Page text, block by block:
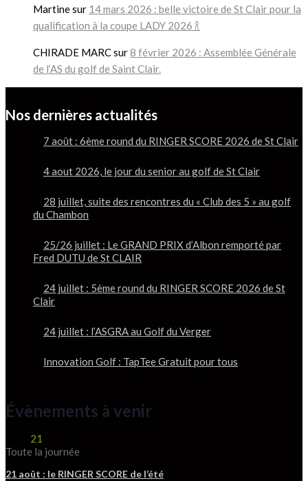
Martinesur 14 mars 2026 : belle victoire de St Clair pour la
qualification à la coupe LADY 2026 🍾
CHIRADE MARCsur8 février 2026 : Assemblée Générale
de l’AS du golf de Saint Clair.
Nos dernières actualités
7 août : 6ème round du RINGER SCORE 2026 de St Clair
4 aout 2026, le jour du senior au golf de St Clair
28 juillet, suite des rencontres du « Club des 5 » au golf
du Chambon
25/26 juillet : Le GRAND PRIX d’Albon remporté par
Fred DUTU de St CLAIR
24 juillet : 5ème round du RINGER SCORE 2026 de St
Clair
24 juillet : l’ASGRA au Golf du Verger
Innovation Golf : TapTee Gratuit pour tous
Évènements à venir
21
Toute la journée
21 août : le RINGER SCORE de l’été